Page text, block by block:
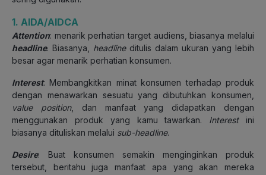
1. AIDA/AIDCA
Attention: menarik perhatian target audiens, biasanya melalui
headline. Biasanya, headlineditulis dalam ukuran yang lebih
besar agar menarik perhatian konsumen.
Interest: Membangkitkan minat konsumen terhadap produk
dengan menawarkan sesuatu yang dibutuhkan konsumen,
value position, dan manfaat yang didapatkan dengan
menggunakan produk yang kamu tawarkan. Interestini
biasanya dituliskan melalui sub-headline.
Desire: Buat konsumen semakin menginginkan produk
tersebut, beritahu juga manfaat apa yang akan mereka